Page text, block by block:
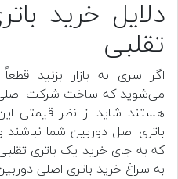
دلایل خرید
تقلبی
اگر سری به بازار بزنید
می‌شوید که ساخت شرکت اصلی
هستند شاید از نظر قیمتی
باتری اصل دوربین شما نباشند
که به جای خرید یک باتری
به سراغ خرید باتری اصلی